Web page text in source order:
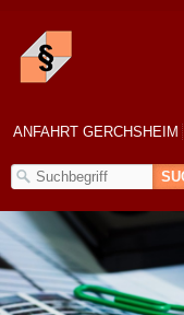
ANFAHRT GERCHSHEIM